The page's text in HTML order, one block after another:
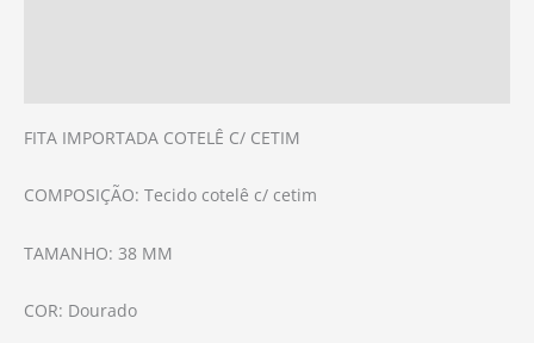
FITA IMPORTADA COTELÊ C/ CETIM
COMPOSIÇÃO: Tecido cotelê c/ cetim
TAMANHO: 38 MM
COR: Dourado